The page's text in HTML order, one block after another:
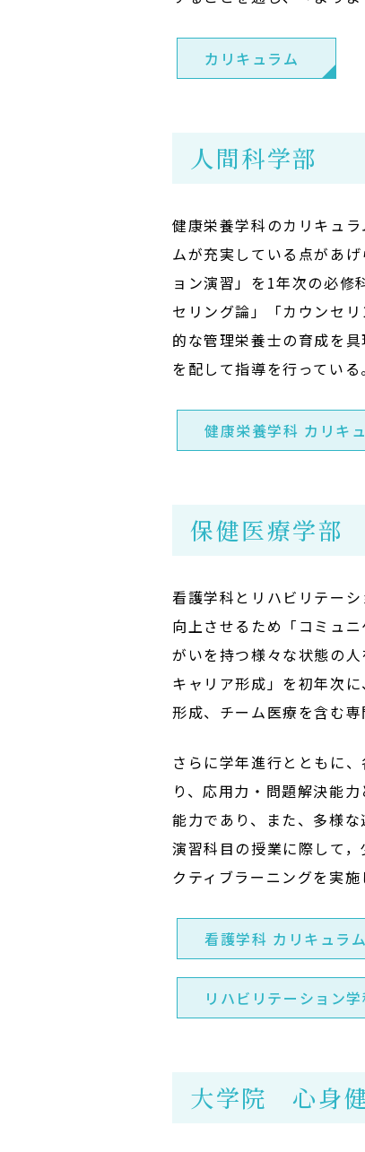
カリキュラム
人間科学部
健康栄養学科のカリキュ
ムが充実している点があ
ョン演習」を1年次の必修
セリング論」「カウンセ
的な管理栄養士の育成を
を配して指導を行っている。
健康栄養学科 カリキ
保健医療学部
看護学科とリハビリテー
向上させるため「コミュ
がいを持つ様々な状態の
キャリア形成」を初年次
形成、チーム医療を含む
さらに学年進行とともに
り、応用力・問題解決能
能力であり、また、多様
演習科目の授業に際して
クティブラーニングを実
看護学科 カリキュラム
リハビリテーション
大学院 心身